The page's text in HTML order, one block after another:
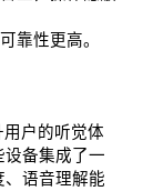
靠性更高。
户的听觉体
备集成了一
、语音理解能